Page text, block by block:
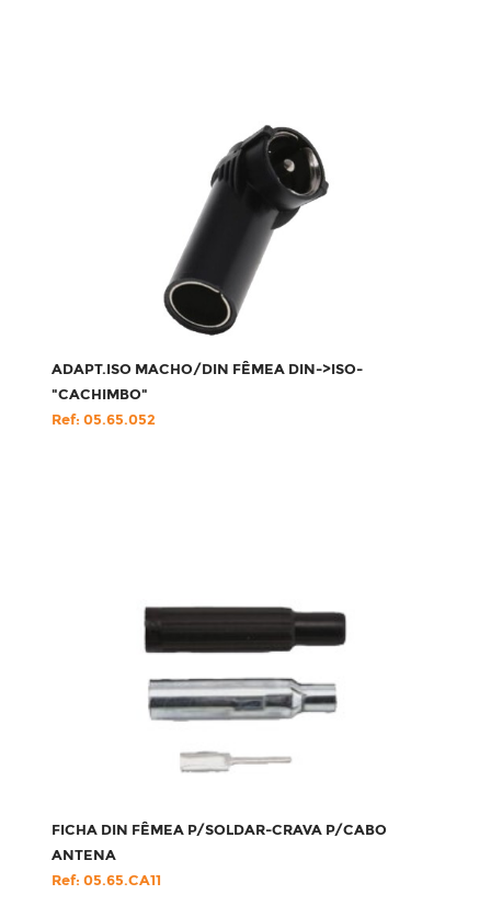
ADAPT.ISO MACHO/DIN FÊMEA DIN->ISO-
"CACHIMBO"
Ref: 05.65.052
FICHA DIN FÊMEA P/SOLDAR-CRAVA P/CABO
ANTENA
Ref: 05.65.CA11